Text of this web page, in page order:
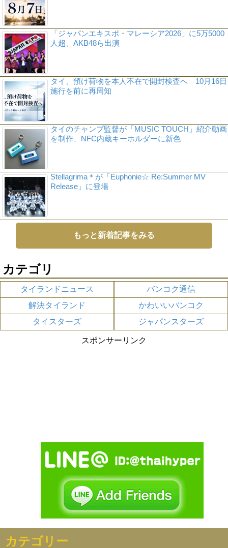
「ジャパンエキスポ・マレーシア2026」に5万5000
人超、AKB48ら出演
タイ、預け荷物を本人不在で開封検査へ 10月16日
施行を前に再周知
タイのチャンプ監督が「MUSIC TOUCH」紹介動画
を制作、NFC内蔵キーホルダーに新色
Stellagrima＊が「Euphonie☆ Re:Summer MV
Release」に登場
もっと新着記事をみる
カテゴリ
タイランドニュース
バンコク通信
解決タイランド
かわいいバンコク
タイスターズ
ジャパンスターズ
スポンサーリンク
カテゴリー